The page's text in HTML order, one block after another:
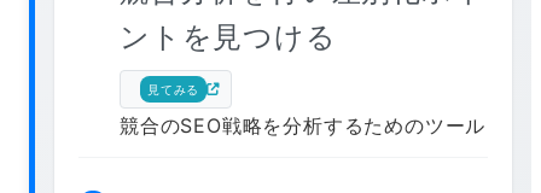
ントを見つける
見てみる
競合のSEO戦略を分析するためのツール